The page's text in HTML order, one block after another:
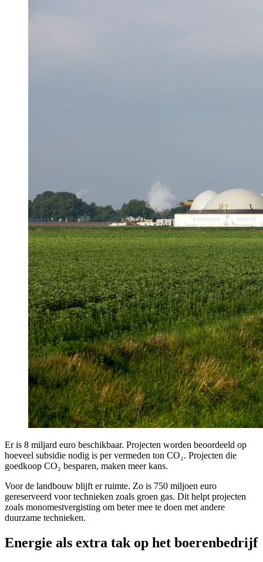
Er is 8 miljard euro beschikbaar. Projecten worden beoordeeld op
hoeveel subsidie nodig is per vermeden ton CO₂. Projecten die
goedkoop CO₂ besparen, maken meer kans.
Voor de landbouw blijft er ruimte. Zo is 750 miljoen euro
gereserveerd voor technieken zoals groen gas. Dit helpt projecten
zoals monomestvergisting om beter mee te doen met andere
duurzame technieken.
Energie als extra tak op het boerenbedrijf